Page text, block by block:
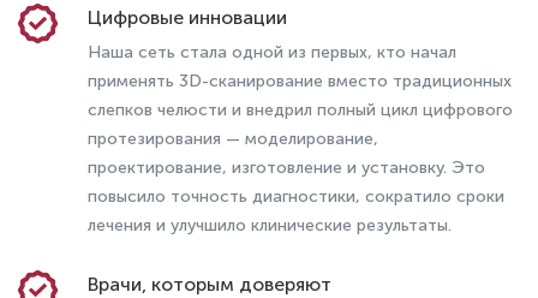
Депульпация зуба – что это, как и в
каких случаях ее делают
Цифровые инновации
Наша сеть стала одной из первых, кто начал
применять 3D-сканирование вместо традиционных
слепков челюсти и внедрил полный цикл цифрового
протезирования — моделирование,
проектирование, изготовление и установку. Это
повысило точность диагностики, сократило сроки
лечения и улучшило клинические результаты.
Врачи, которым доверяют